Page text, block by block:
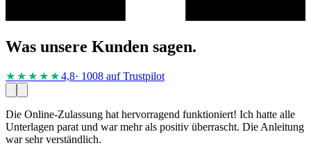
Was unsere Kunden sagen.
★★★★ ★4,8· 1008 auf Trustpilot
Die Online-Zulassung hat hervorragend funktioniert! Ich hatte alle
Unterlagen parat und war mehr als positiv überrascht. Die Anleitung
war sehr verständlich.